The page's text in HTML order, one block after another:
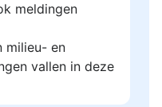
meldingen
milieu- en
vallen in deze